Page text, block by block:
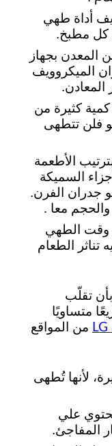
أداة طهي
كل مطبخ.
المعدن بجهاز
الميكروويف
المعادن.
كثيرة من
فلن تتطهى
الأطعمة
السميكة
جدران الفرن.
معا .
وقت الطهي
تناثر الطعام
ينصحك توكيل ميكروويف daewoo بأن تقلّب
متساويًا
من المواقع
لأنها تُطهى
علي
المفاجئ.